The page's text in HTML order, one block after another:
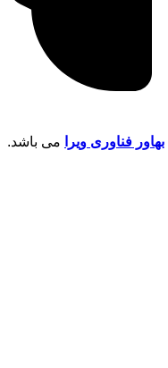
بهاور فناوری ویرا می باشد.